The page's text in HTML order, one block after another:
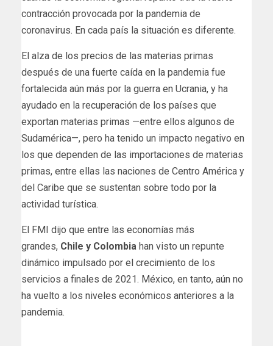
contracción provocada por la pandemia de
coronavirus. En cada país la situación es diferente.
El alza de los precios de las materias primas
después de una fuerte caída en la pandemia fue
fortalecida aún más por la guerra en Ucrania, y ha
ayudado en la recuperación de los países que
exportan materias primas —entre ellos algunos de
Sudamérica—, pero ha tenido un impacto negativo en
los que dependen de las importaciones de materias
primas, entre ellas las naciones de Centro América y
del Caribe que se sustentan sobre todo por la
actividad turística.
El FMI dijo que entre las economías más
grandes, Chile y Colombia han visto un repunte
dinámico impulsado por el crecimiento de los
servicios a finales de 2021. México, en tanto, aún no
ha vuelto a los niveles económicos anteriores a la
pandemia.